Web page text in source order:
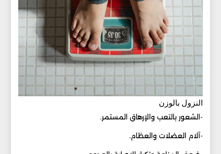
النزول بالوزن
-الشعور بالتعب والإرهاق المستمر.
-آلام العضلات والعظام.